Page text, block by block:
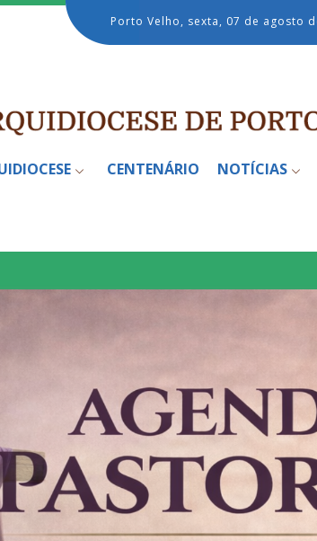
Porto Velho, sexta, 07 de agosto
CENTENÁRIO NOTÍCIAS